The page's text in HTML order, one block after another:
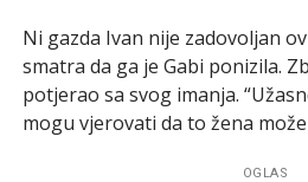
Ni gazda Ivan nije zadovoljan
smatra da ga je Gabi ponizila.
potjerao sa svog imanja.
mogu vjerovati da to žena
OGLAS